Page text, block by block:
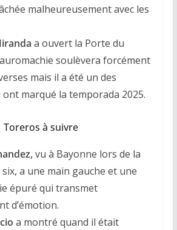
malheureusement avec les
a ouvert la Porte du
soulèvera forcément
mais il a été un des
marqué la temporada 2025.
Toreros à suivre
vu à Bayonne lors de la
a une main gauche et une
épuré qui transmet
d’émotion.
a montré quand il était